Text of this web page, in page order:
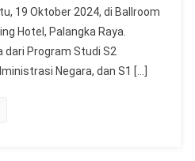
19 Oktober 2024, di Ballroom
Hotel, Palangka Raya.
dari Program Studi S2
Negara, dan S1 […]